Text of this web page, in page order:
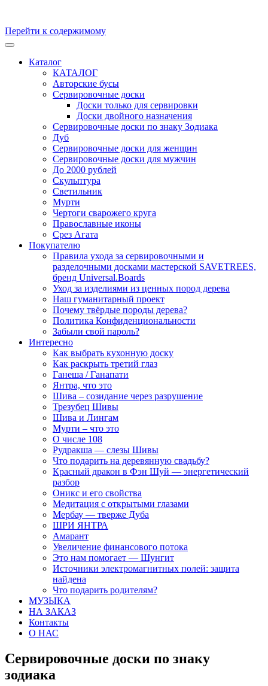
Перейти к содержимому
Скульптуры и предметы интерьера из ценных пород дерева.
Производство и продажа. Уникальные товары, для
удивительных персон
Каталог
КАТАЛОГ
Авторские бусы
Сервировочные доски
Доски только для сервировки
Доски двойного назначения
Сервировочные доски по знаку Зодиака
Дуб
Сервировочные доски для женщин
Сервировочные доски для мужчин
До 2000 рублей
Скульптура
Светильник
Мурти
Чертоги сварожего круга
Православные иконы
Срез Агата
Покупателю
Правила ухода за сервировочными и
разделочными досками мастерской SAVETREES,
бренд Universal.Boards
Уход за изделиями из ценных пород дерева
Наш гуманитарный проект
Почему твёрдые породы дерева?
Политика Конфиденциональности
Забыли свой пароль?
Интересно
Как выбрать кухонную доску
Как раскрыть третий глаз
Ганеша / Ганапати
Янтра, что это
Шива – созидание через разрушение
Трезубец Шивы
Шива и Лингам
Мурти – что это
О числе 108
Рудракша — слезы Шивы
Что подарить на деревянную свадьбу?
Красный дракон в Фэн Шуй — энергетический
разбор
Оникс и его свойства
Медитация с открытыми глазами
Мербау — тверже Дуба
ШРИ ЯНТРА
Амарант
Увеличение финансового потока
Это нам помогает — Шунгит
Источники электромагнитных полей: защита
найдена
Что подарить родителям?
МУЗЫКА
НА ЗАКАЗ
Контакты
О НАС
Сервировочные доски по знаку
зодиака